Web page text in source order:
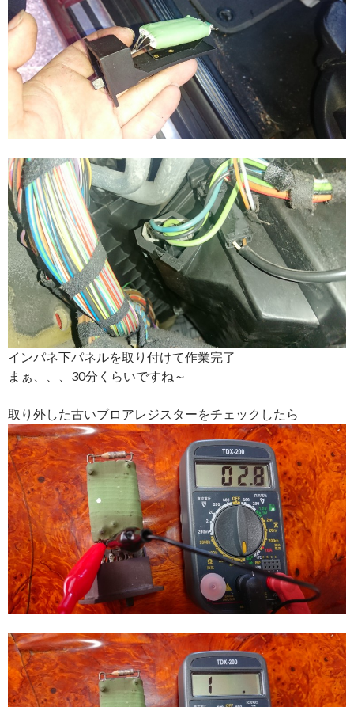
インパネ下パネルを取り付けて作業完了
まぁ、、、30分くらいですね～
取り外した古いブロアレジスターをチェックしたら